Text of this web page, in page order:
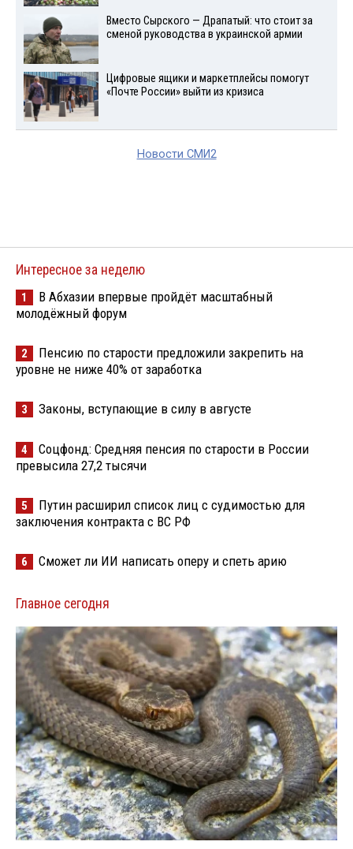
Вместо Сырского — Драпатый: что стоит за
сменой руководства в украинской армии
Цифровые ящики и маркетплейсы помогут
«Почте России» выйти из кризиса
Новости СМИ2
Интересное за неделю
1
В Абхазии впервые пройдёт масштабный
молодёжный форум
2
Пенсию по старости предложили закрепить на
уровне не ниже 40% от заработка
3 Законы, вступающие в силу в августе
4
Соцфонд: Средняя пенсия по старости в России
превысила 27,2 тысячи
5
Путин расширил список лиц с судимостью для
заключения контракта с ВС РФ
6 Сможет ли ИИ написать оперу и спеть арию
Главное сегодня